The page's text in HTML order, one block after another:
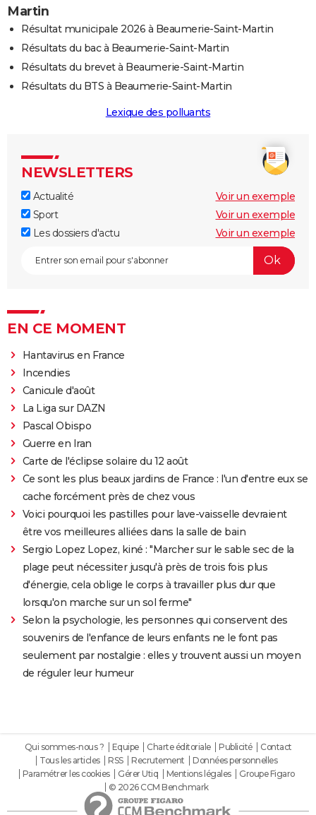
Martin
Résultat municipale 2026 à Beaumerie-Saint-Martin
Résultats du bac à Beaumerie-Saint-Martin
Résultats du brevet à Beaumerie-Saint-Martin
Résultats du BTS à Beaumerie-Saint-Martin
Lexique des polluants
NEWSLETTERS
Actualité
Voir un exemple
Sport
Voir un exemple
Les dossiers d'actu
Voir un exemple
EN CE MOMENT
Hantavirus en France
Incendies
Canicule d'août
La Liga sur DAZN
Pascal Obispo
Guerre en Iran
Carte de l'éclipse solaire du 12 août
Ce sont les plus beaux jardins de France : l'un d'entre eux se
cache forcément près de chez vous
Voici pourquoi les pastilles pour lave-vaisselle devraient
être vos meilleures alliées dans la salle de bain
Sergio Lopez Lopez, kiné : "Marcher sur le sable sec de la
plage peut nécessiter jusqu'à près de trois fois plus
d'énergie, cela oblige le corps à travailler plus dur que
lorsqu'on marche sur un sol ferme"
Selon la psychologie, les personnes qui conservent des
souvenirs de l'enfance de leurs enfants ne le font pas
seulement par nostalgie : elles y trouvent aussi un moyen
de réguler leur humeur
Qui sommes-nous ? Equipe Charte éditoriale Publicité
Contact
Tous les articles
RSS Recrutement
Données personnelles
Paramétrer les cookies
Gérer Utiq Mentions légales
Groupe Figaro
© 2026 CCM Benchmark